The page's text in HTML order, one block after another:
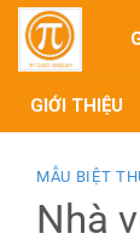
Skip
content
GIỚI THIỆU
MẪU BIỆT
Nhà